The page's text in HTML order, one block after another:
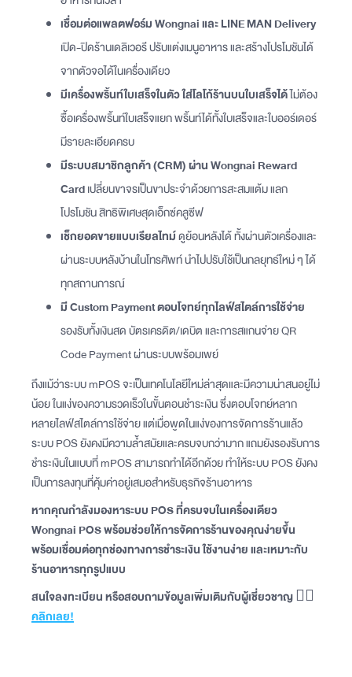
เชื่อมต่อแพลตฟอร์ม Wongnai และ LINE MAN Delivery
เปิด-ปิดร้านเดลิเวอรี ปรับแต่งเมนูอาหาร และสร้างโปรโมชันได้
จากตัวจอได้ในเครื่องเดียว
มีเครื่องพริ้นท์ใบเสร็จในตัว ใส่โลโก้ร้านบนใบเสร็จได้ไม่ต้อง
ซื้อเครื่องพริ้นท์ใบเสร็จแยก พริ้นท์ได้ทั้งใบเสร็จและใบออร์เดอร์
มีรายละเอียดครบ
มีระบบสมาชิกลูกค้า (CRM) ผ่าน Wongnai Reward
Cardเปลี่ยนขาจรเป็นขาประจำด้วยการสะสมแต้ม แลก
โปรโมชัน สิทธิพิเศษสุดเอ็กซ์คลูซีฟ
เช็กยอดขายแบบเรียลไทม์ดูย้อนหลังได้ ทั้งผ่านตัวเครื่องและ
ผ่านระบบหลังบ้านในโทรศัพท์ นำไปปรับใช้เป็นกลยุทธ์ใหม่ ๆ ได้
ทุกสถานการณ์
มี Custom Payment ตอบโจทย์ทุกไลฟ์สไตล์การใช้จ่าย
รองรับทั้งเงินสด บัตรเครดิต/เดบิต และการสแกนจ่าย QR
Code Payment ผ่านระบบพร้อมเพย์
ถึงแม้ว่าระบบ mPOS จะเป็นเทคโนโลยีใหม่ล่าสุดและมีความน่าสนอยู่ไม่
น้อย ในแง่ของความรวดเร็วในขั้นตอนชำระเงิน ซึ่งตอบโจทย์หลาก
หลายไลฟ์สไตล์การใช้จ่าย แต่เมื่อพูดในแง่ของการจัดการร้านแล้ว
ระบบ POS ยังคงมีความล้ำสมัยและครบจบกว่ามาก แถมยังรองรับการ
ชำระเงินในแบบที่ mPOS สามารถทำได้อีกด้วย ทำให้ระบบ POS ยังคง
เป็นการลงทุนที่คุ้มค่าอยู่เสมอสำหรับธุรกิจร้านอาหาร
หากคุณกำลังมองหาระบบ POS ที่ครบจบในเครื่องเดียว
Wongnai POS พร้อมช่วยให้การจัดการร้านของคุณง่ายขึ้น
พร้อมเชื่อมต่อทุกช่องทางการชำระเงิน ใช้งานง่าย และเหมาะกับ
ร้านอาหารทุกรูปแบบ
สนใจลงทะเบียน หรือสอบถามข้อมูลเพิ่มเติมกับผู้เชี่ยวชาญ 👉🏻
คลิกเลย!